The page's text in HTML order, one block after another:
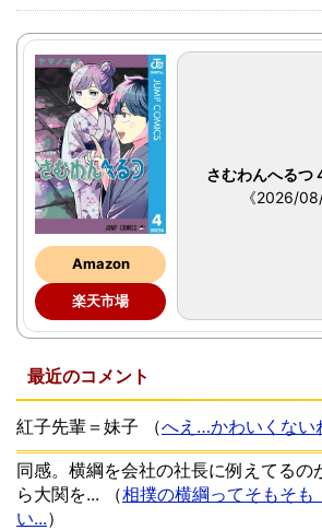
Amazon
楽天市場
さむわんへるつ
《2026/
最近のコメント
紅子先輩＝妹子 （へえ…かわいくない
同感。横綱を会社の社長に例えてるの
ら大関を...
（相撲の横綱ってそもそも
い...）